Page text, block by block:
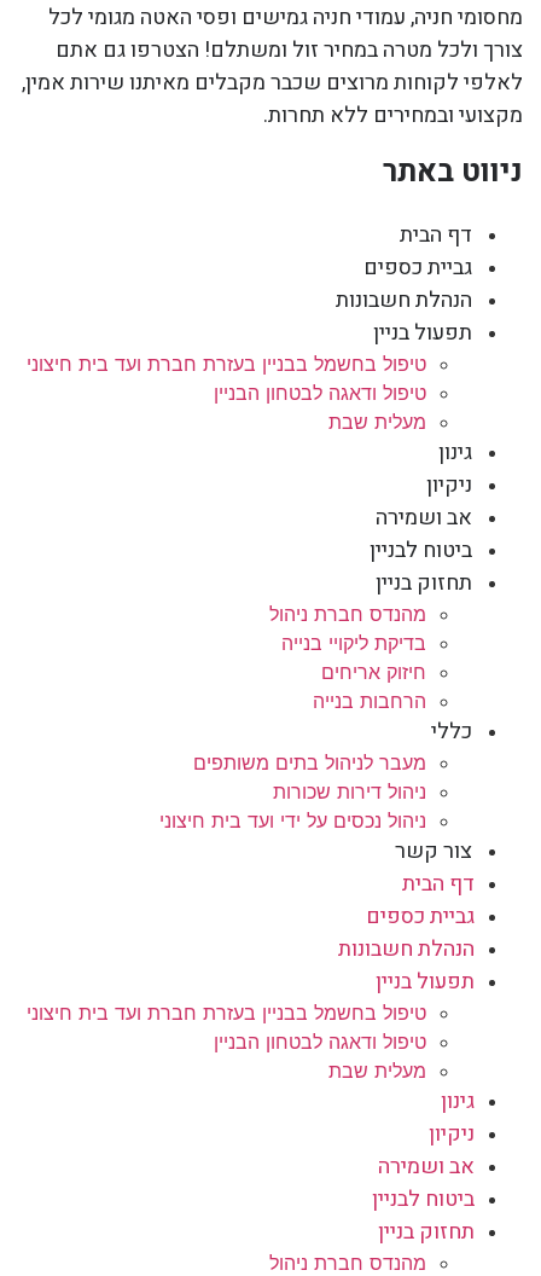
מחסומי חניה, עמודי חניה גמישים ופסי האטה מגומי לכל
צורך ולכל מטרה במחיר זול ומשתלם! הצטרפו גם אתם
לאלפי לקוחות מרוצים שכבר מקבלים מאיתנו שירות אמין,
מקצועי ובמחירים ללא תחרות.
ניווט באתר
דף הבית
גביית כספים
הנהלת חשבונות
תפעול בניין
טיפול בחשמל בבניין בעזרת חברת ועד בית חיצוני
טיפול ודאגה לבטחון הבניין
מעלית שבת
גינון
ניקיון
אב ושמירה
ביטוח לבניין
תחזוק בניין
מהנדס חברת ניהול
בדיקת ליקויי בנייה
חיזוק אריחים
הרחבות בנייה
כללי
מעבר לניהול בתים משותפים
ניהול דירות שכורות
ניהול נכסים על ידי ועד בית חיצוני
צור קשר
דף הבית
גביית כספים
הנהלת חשבונות
תפעול בניין
טיפול בחשמל בבניין בעזרת חברת ועד בית חיצוני
טיפול ודאגה לבטחון הבניין
מעלית שבת
גינון
ניקיון
אב ושמירה
ביטוח לבניין
תחזוק בניין
מהנדס חברת ניהול